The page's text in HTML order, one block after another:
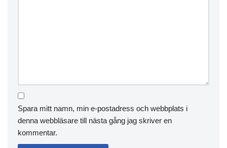
Spara mitt namn, min e-postadress och webbplats i
denna webbläsare till nästa gång jag skriver en
kommentar.